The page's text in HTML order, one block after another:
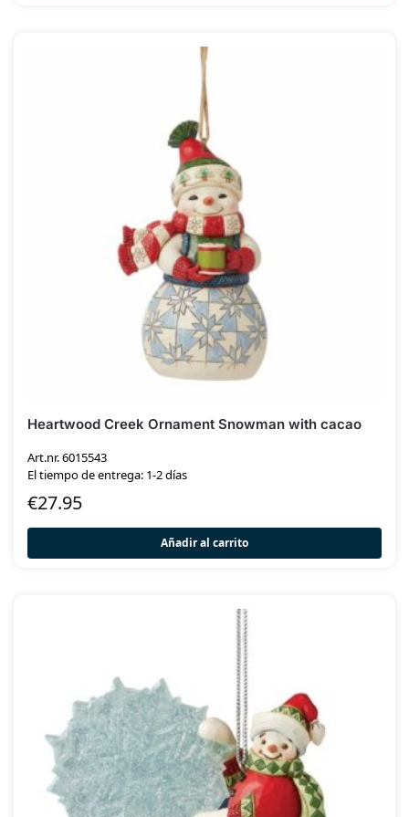
Heartwood Creek Ornament Snowman with cacao
Art.nr. 6015543
El tiempo de entrega: 1-2 días
€27.95
Añadir al carrito